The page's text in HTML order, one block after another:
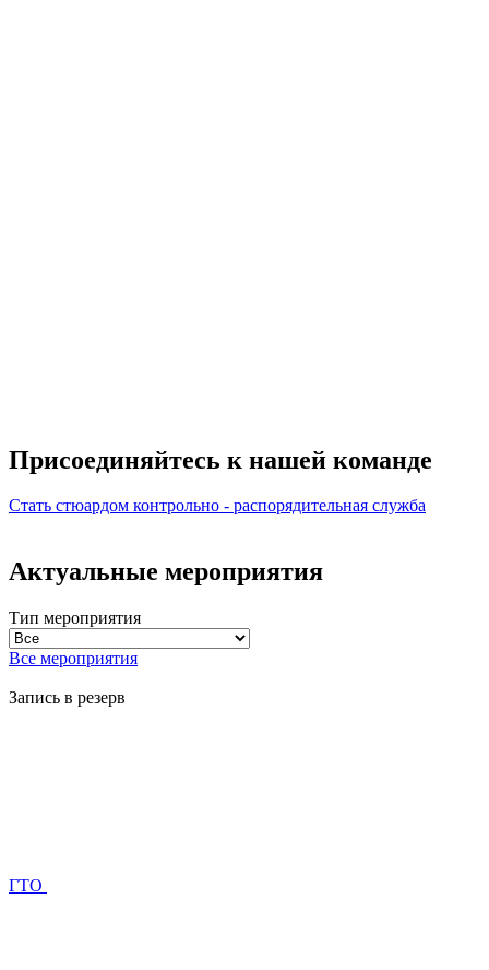
Присоединяйтесь к нашей команде
Стать стюардом контрольно - распорядительная служба
Актуальные мероприятия
Тип мероприятия
Все мероприятия
Запись в резерв
ГТО